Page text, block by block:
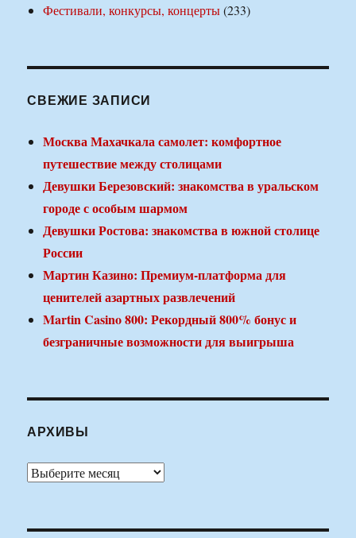
Фестивали, конкурсы, концерты(233)
СВЕЖИЕ ЗАПИСИ
Москва Махачкала самолет: комфортное
путешествие между столицами
Девушки Березовский: знакомства в уральском
городе с особым шармом
Девушки Ростова: знакомства в южной столице
России
Мартин Казино: Премиум-платформа для
ценителей азартных развлечений
Martin Casino 800: Рекордный 800% бонус и
безграничные возможности для выигрыша
АРХИВЫ
Архивы